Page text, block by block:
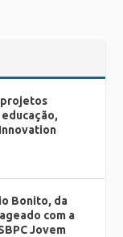
projetos
Bonito, da
com a
Jovem